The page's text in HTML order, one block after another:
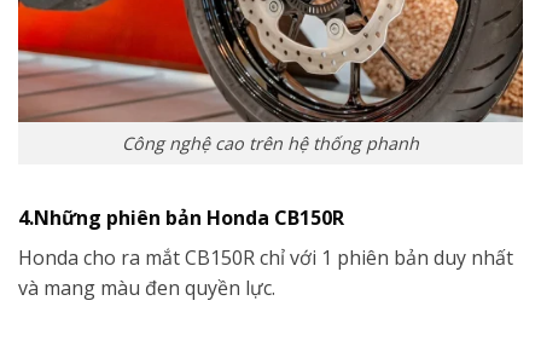
Công nghệ cao trên hệ thống phanh
4.Những phiên bản Honda CB150R
Honda cho ra mắt CB150R chỉ với 1 phiên bản duy nhất
và mang màu đen quyền lực.